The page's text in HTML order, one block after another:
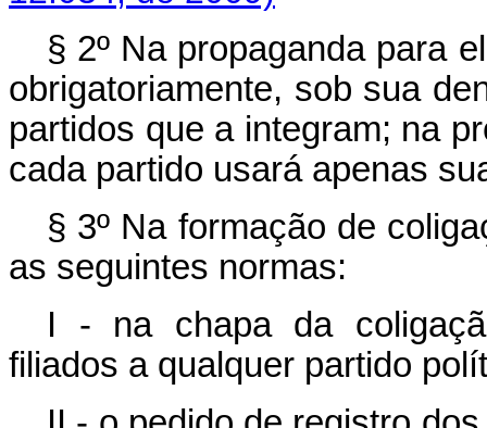
§ 2º Na propaganda para
obrigatoriamente, sob sua
partidos que a integram; na
cada partido usará apenas
§ 3º Na formação de
as seguintes normas:
I - na chapa da
filiados a qualquer partido